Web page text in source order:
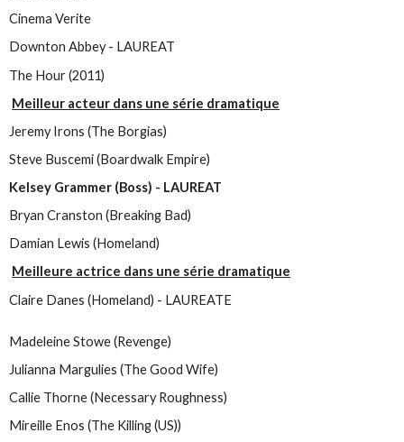
Cinema Verite
Downton Abbey - LAUREAT
The Hour (2011)
Meilleur acteur dans une série dramatique
Jeremy Irons (The Borgias)
Steve Buscemi (Boardwalk Empire)
Kelsey Grammer (Boss) - LAUREAT
Bryan Cranston (Breaking Bad)
Damian Lewis (Homeland)
Meilleure actrice dans une série dramatique
Claire Danes (Homeland) - LAUREATE
Madeleine Stowe (Revenge)
Julianna Margulies (The Good Wife)
Callie Thorne (Necessary Roughness)
Mireille Enos (The Killing (US))